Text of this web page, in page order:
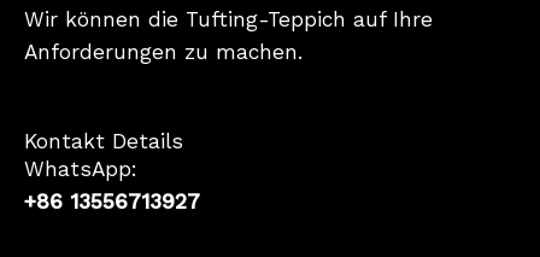
Wir können die Tufting-Teppich auf Ihre
Anforderungen zu machen.
Kontakt Details
WhatsApp:
+86 13556713927